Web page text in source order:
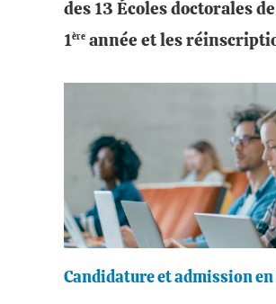
des 13 Écoles doctorales
1ère année et les
Candidature et admission en